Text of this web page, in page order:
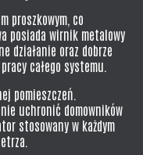
proszkowym, co
posiada wirnik metalowy
działanie oraz dobrze
całego systemu.
pomieszczeń.
uchronić domowników
stosowany w każdym